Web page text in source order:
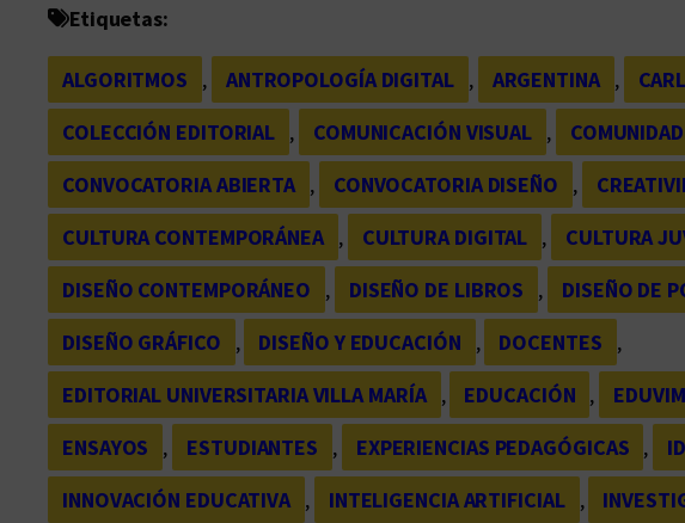
Etiquetas:
ALGORITMOS , ANTROPOLOGÍA DIGITAL , ARGENTINA ,
COLECCIÓN EDITORIAL , COMUNICACIÓN VISUAL ,
CONVOCATORIA ABIERTA , CONVOCATORIA DISEÑO ,
CULTURA CONTEMPORÁNEA , CULTURA DIGITAL , CULTURA
DISEÑO CONTEMPORÁNEO
, DISEÑO DE LIBROS , DISEÑO DE
DISEÑO GRÁFICO
, DISEÑO Y EDUCACIÓN , DOCENTES
,
EDITORIAL UNIVERSITARIA VILLA MARÍA , EDUCACIÓN , EDUVIM
ENSAYOS
, ESTUDIANTES , EXPERIENCIAS PEDAGÓGICAS ,
INNOVACIÓN EDUCATIVA , INTELIGENCIA ARTIFICIAL ,